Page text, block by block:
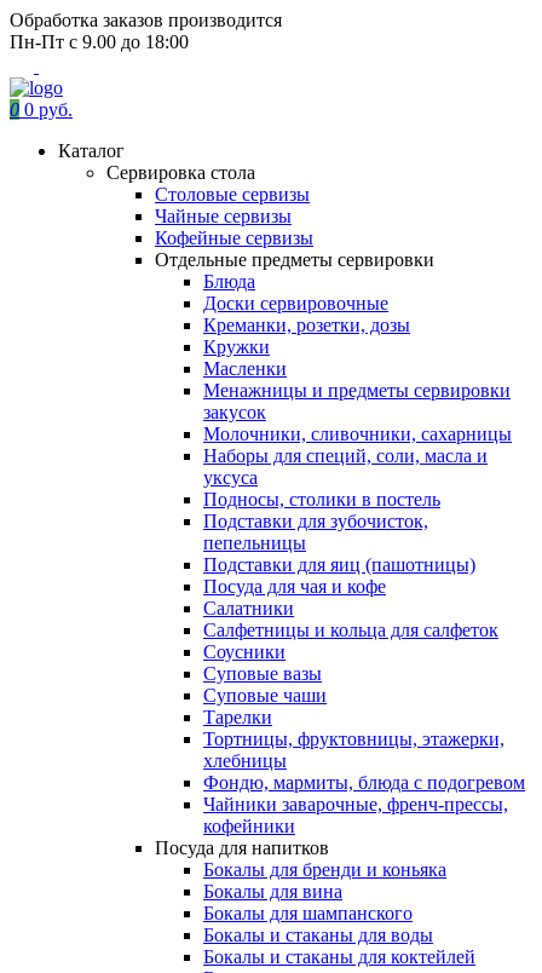
Обработка заказов производится
Пн-Пт с 9.00 до 18:00
0 0 руб.
Каталог
Сервировка стола
Столовые сервизы
Чайные сервизы
Кофейные сервизы
Отдельные предметы сервировки
Блюда
Доски сервировочные
Креманки, розетки, дозы
Кружки
Масленки
Менажницы и предметы сервировки
закусок
Молочники, сливочники, сахарницы
Наборы для специй, соли, масла и
уксуса
Подносы, столики в постель
Подставки для зубочисток,
пепельницы
Подставки для яиц (пашотницы)
Посуда для чая и кофе
Салатники
Салфетницы и кольца для салфеток
Соусники
Суповые вазы
Суповые чаши
Тарелки
Тортницы, фруктовницы, этажерки,
хлебницы
Фондю, мармиты, блюда с подогревом
Чайники заварочные, френч-прессы,
кофейники
Посуда для напитков
Бокалы для бренди и коньяка
Бокалы для вина
Бокалы для шампанского
Бокалы и стаканы для воды
Бокалы и стаканы для коктейлей